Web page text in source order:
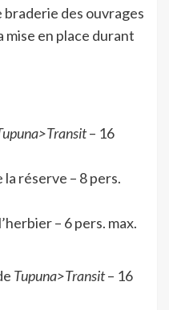
braderie des ouvrages
mise en place durant
– 16
réserve – 8 pers.
– 6 pers. max.
Tupuna>Transit– 16